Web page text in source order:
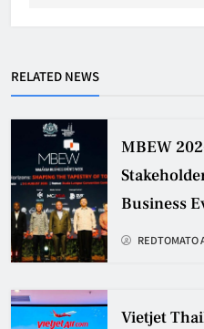
RELATED NEWS
MBEW
Business
REDTOMATO
Vietjet